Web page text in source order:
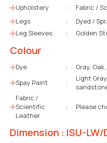
Upholstery
:
Fabric /
Legs
:
Dyed /
Leg Sleeves
: Golden
Colour
Dye :
Gray,
Spay Paint
:
Light
Fabric /
Scientific
Leather
: Please
Dimension : ISU-